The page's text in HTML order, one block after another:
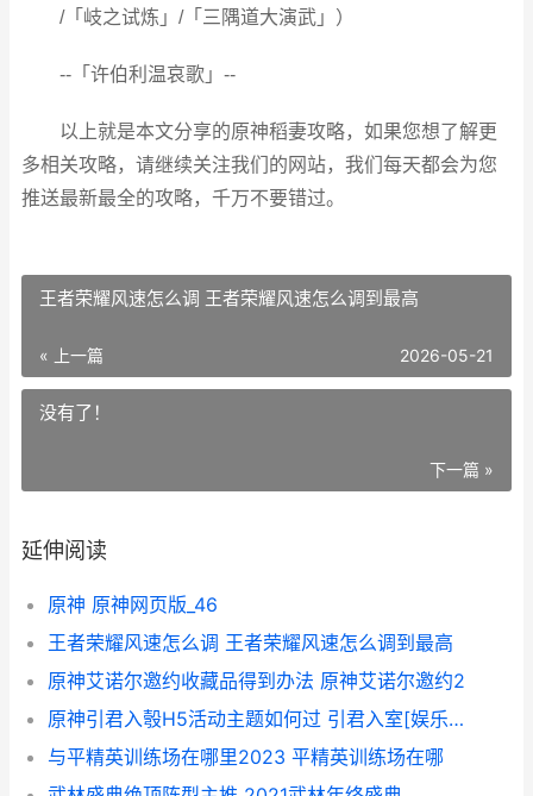
/「岐之试炼」/「三隅道大演武」）
--「许伯利温哀歌」--
以上就是本文分享的原神稻妻攻略，如果您想了解更
多相关攻略，请继续关注我们的网站，我们每天都会为您
推送最新最全的攻略，千万不要错过。
王者荣耀风速怎么调 王者荣耀风速怎么调到最高
« 上一篇 2026-05-21
没有了！
下一篇 »
延伸阅读
原神 原神网页版_46
王者荣耀风速怎么调 王者荣耀风速怎么调到最高
原神艾诺尔邀约收藏品得到办法 原神艾诺尔邀约2
原神引君入彀H5活动主题如何过 引君入室[娱乐圈]最新章节-引君入室[娱乐圈]无弹窗
与平精英训练场在哪里2023 平精英训练场在哪